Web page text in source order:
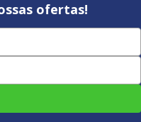
ofertas!